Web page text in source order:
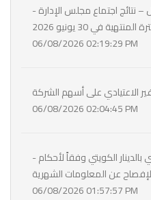
نتائج اجتماع مجلس الإدارة -
في 30 يونيو 2026
06/08/2026 02:19:29 PM
الاعتيادي على أسهم الشركة
06/08/2026 02:04:45 PM
- صندوق اللؤلؤة للسوق النقدي بالدينار الكويتي وفقاً لأحكام
عن المعلومات الشهرية
06/08/2026 01:57:57 PM